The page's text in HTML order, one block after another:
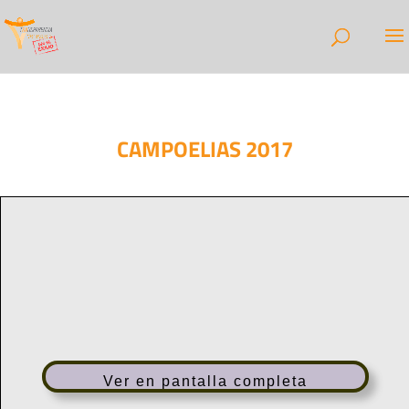
CAMPOELIAS 2017
Ver en pantalla completa